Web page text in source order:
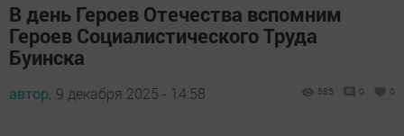
В день Героев Отечества вспомним
Героев Социалистического Труда
Буинска
автор, 9 декабря 2025 - 14:58 585 0 0